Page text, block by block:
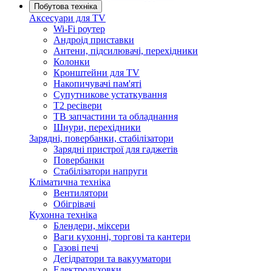
Побутова техніка
Аксесуари для TV
Wi-Fi роутер
Андроід приставки
Антени, підсилювачі, перехідники
Колонки
Кронштейни для TV
Накопичувачі пам'яті
Супутникове устаткування
Т2 ресівери
ТВ запчастини та обладнання
Шнури, перехідники
Зарядні, повербанки, стабілізатори
Зарядні пристрої для гаджетів
Повербанки
Стабілізатори напруги
Кліматична техніка
Вентилятори
Обігрівачі
Кухонна техніка
Блендери, міксери
Ваги кухонні, торгові та кантери
Газові печі
Дегідратори та вакууматори